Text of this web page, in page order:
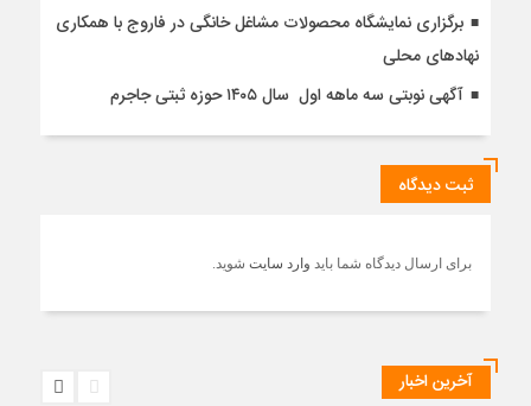
برگزاری نمایشگاه محصولات مشاغل خانگی در فاروج با همکاری
نهادهای محلی
آگهی نوبتی سه ماهه اول سال ۱۴۰۵ حوزه ثبتی جاجرم
ثبت دیدگاه
برای ارسال دیدگاه شما باید وارد سایت شوید.
آخرین اخبار